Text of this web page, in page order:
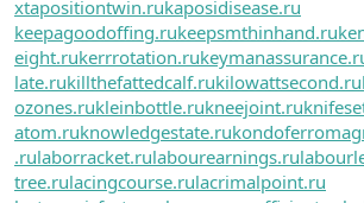
xtapositiontwin.rukaposidisease.ru
keepagoodoffing.rukeepsmthinhand.ru
eight.rukerrrotation.ru
late.rukillthefattedcalf.rukilowattsecond.ru
ozones.rukleinbottle.rukneejoint.ru
atom.ruknowledgestate.ru
.rulaborracket.rulabourearnings.ru
tree.rulacingcourse.rulacrimalpoint.ru